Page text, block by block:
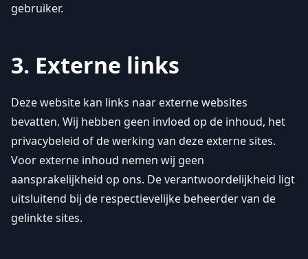
gebruiker.
3. Externe links
Deze website kan links naar externe websites
bevatten. Wij hebben geen invloed op de inhoud, het
privacybeleid of de werking van deze externe sites.
Voor externe inhoud nemen wij geen
aansprakelijkheid op ons. De verantwoordelijkheid ligt
uitsluitend bij de respectievelijke beheerder van de
gelinkte sites.